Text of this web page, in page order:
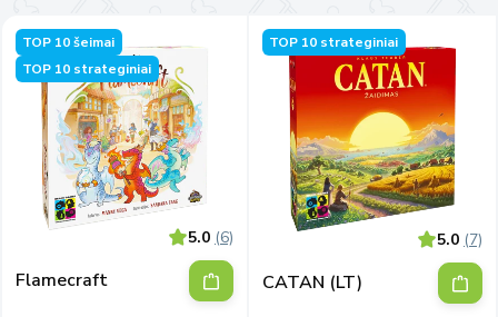
TOP 10 šeimai
TOP 10 strateginiai
5.0 (6)
Flamecraft
TOP 10 strateginiai
5.0 (7)
CATAN (LT)